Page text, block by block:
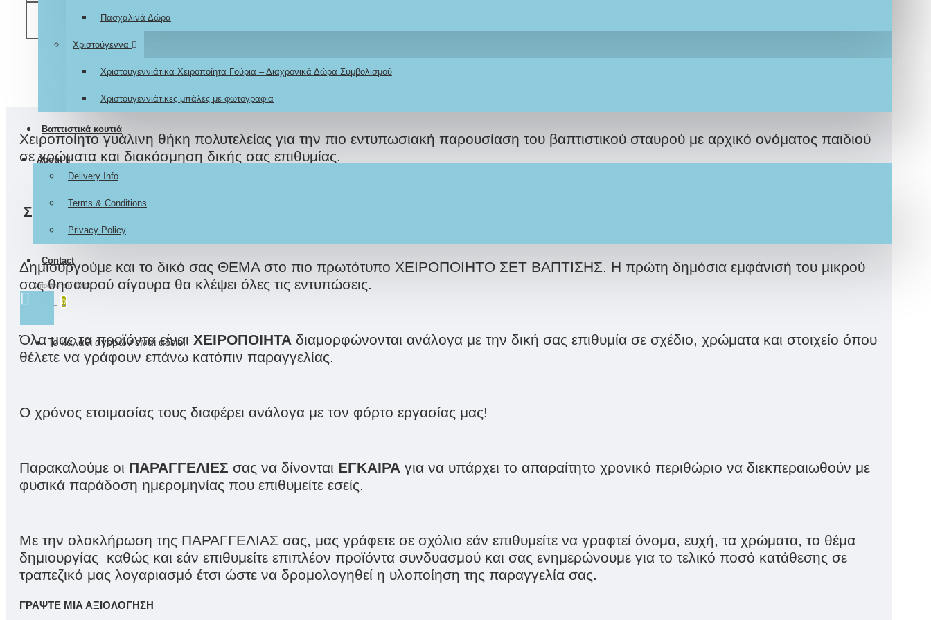
Πασχαλινά Δώρα
Χριστούγεννα
Χριστουγεννιάτικα Χειροποίητα Γούρια – Διαχρονικά Δώρα Συμβολισμού
Χριστουγεννιάτικες μπάλες με φωτογραφία
Βαπτιστικά κουτιά
About
Delivery Info
Terms & Conditions
Privacy Policy
Contact
0 προϊόν(τα) - 0,00€
0
Το καλάθι αγορών είναι άδειο!
ΣΎΓΚΡΙΣΗ
Χειροποίητο γυάλινη θήκη πολυτελείας για την πιο εντυπωσιακή παρουσίαση του βαπτιστικού σταυρού με αρχικό ονόματος παιδιού
σε χρώματα και διακόσμηση δικής σας επιθυμίας.
ΣΕ ΣΥΝΔΥΑΣΜΟ με ανάλογο Σετ Βάπτισης η τιμή διαμορφώνεται με ΕΚΠΤΩΣΗ
Δημιουργούμε και το δικό σας ΘΕΜΑ στο πιο πρωτότυπο ΧΕΙΡΟΠΟΙΗΤΟ ΣΕΤ ΒΑΠΤΙΣΗΣ. Η πρώτη δημόσια εμφάνισή του μικρού
σας θησαυρού σίγουρα θα κλέψει όλες τις εντυπώσεις.
Όλα μας τα προϊόντα είναι ΧΕΙΡΟΠΟΙΗΤΑ διαμορφώνονται ανάλογα με την δική σας επιθυμία σε σχέδιο, χρώματα και στοιχείο όπου
θέλετε να γράφουν επάνω κατόπιν παραγγελίας.
Ο χρόνος ετοιμασίας τους διαφέρει ανάλογα με τον φόρτο εργασίας μας!
Παρακαλούμε οι ΠΑΡΑΓΓΕΛΙΕΣ σας να δίνονται ΕΓΚΑΙΡΑ για να υπάρχει το απαραίτητο χρονικό περιθώριο να διεκπεραιωθούν με
φυσικά παράδοση ημερομηνίας που επιθυμείτε εσείς.
Με την ολοκλήρωση της ΠΑΡΑΓΓΕΛΙΑΣ σας, μας γράφετε σε σχόλιο εάν επιθυμείτε να γραφτεί όνομα, ευχή, τα χρώματα, το θέμα
δημιουργίας καθώς και εάν επιθυμείτε επιπλέον προϊόντα συνδυασμού και σας ενημερώνουμε για το τελικό ποσό κατάθεσης σε
τραπεζικό μας λογαριασμό έτσι ώστε να δρομολογηθεί η υλοποίηση της παραγγελία σας.
ΓΡΆΨΤΕ ΜΙΑ ΑΞΙΟΛΌΓΗΣΗ